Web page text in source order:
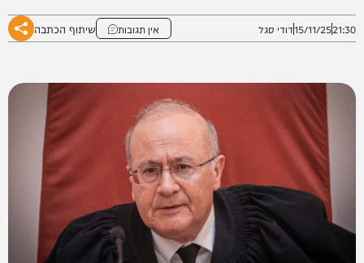
21:30
15/11/25דודי סגל אין תגובות שיתוף הכתבה